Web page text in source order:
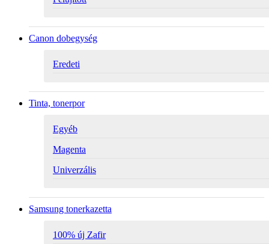
Canon dobegység
Eredeti
Tinta, tonerpor
Egyéb
Magenta
Univerzális
Samsung tonerkazetta
100% új Zafir